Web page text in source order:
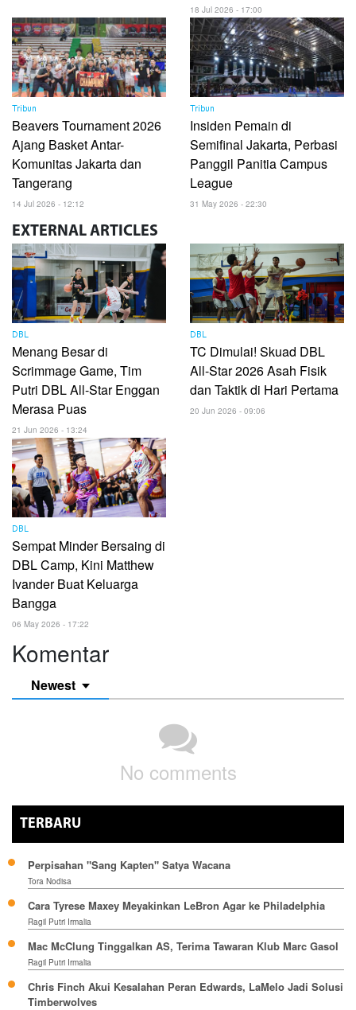
18 Jul 2026 - 17:00
Tribun
Beavers Tournament 2026
Ajang Basket Antar-
Komunitas Jakarta dan
Tangerang
14 Jul 2026 - 12:12
Tribun
Insiden Pemain di
Semifinal Jakarta, Perbasi
Panggil Panitia Campus
League
31 May 2026 - 22:30
EXTERNAL ARTICLES
DBL
Menang Besar di
Scrimmage Game, Tim
Putri DBL All-Star Enggan
Merasa Puas
21 Jun 2026 - 13:24
DBL
TC Dimulai! Skuad DBL
All-Star 2026 Asah Fisik
dan Taktik di Hari Pertama
20 Jun 2026 - 09:06
DBL
Sempat Minder Bersaing di
DBL Camp, Kini Matthew
Ivander Buat Keluarga
Bangga
06 May 2026 - 17:22
Komentar
Newest
No comments
TERBARU
Perpisahan "Sang Kapten" Satya Wacana
Tora Nodisa
Cara Tyrese Maxey Meyakinkan LeBron Agar ke Philadelphia
Ragil Putri Irmalia
Mac McClung Tinggalkan AS, Terima Tawaran Klub Marc Gasol
Ragil Putri Irmalia
Chris Finch Akui Kesalahan Peran Edwards, LaMelo Jadi Solusi
Timberwolves